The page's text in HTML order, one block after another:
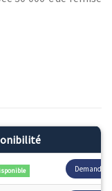
Collioure
que celle de
et mer bleu azur...
de 30 minutes de
Demander